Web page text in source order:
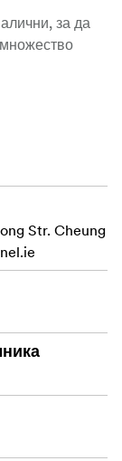
за да
Str. Cheung